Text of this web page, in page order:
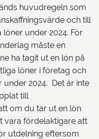
huvudregeln som
och till
under 2024. För
måste en
ha tagit ut en lön på
löner i företag och
under 2024. Det är inte
till
om du tar ut en lön
vara fördelaktigare att
utdelning eftersom